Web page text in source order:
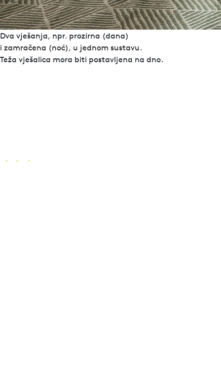
Dva vješanja, npr. prozirna (dana)
i zamračena (noć), u jednom sustavu.
Teža vješalica mora biti postavljena na dno.
Impresum